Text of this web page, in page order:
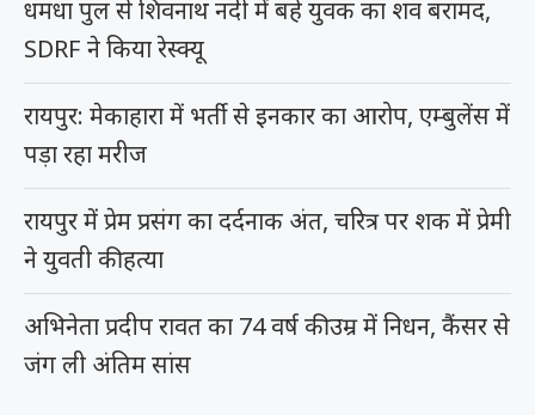
धमधा पुल से शिवनाथ नदी में बहे युवक का शव बरामद,
SDRF ने किया रेस्क्यू
रायपुर: मेकाहारा में भर्ती से इनकार का आरोप, एम्बुलेंस में
पड़ा रहा मरीज
रायपुर में प्रेम प्रसंग का दर्दनाक अंत, चरित्र पर शक में प्रेमी
ने युवती की हत्या
अभिनेता प्रदीप रावत का 74 वर्ष की उम्र में निधन, कैंसर से
जंग ली अंतिम सांस